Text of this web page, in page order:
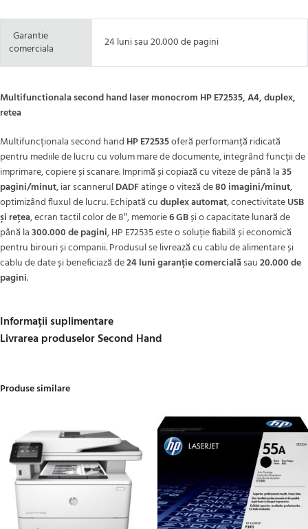
Garantie
comerciala
24 luni sau 20.000 de pagini
Multifunctionala second hand laser monocrom HP E72535, A4, duplex,
retea
Multifuncționala second hand HP E72535oferă performanță ridicată
pentru mediile de lucru cu volum mare de documente, integrând funcții de
imprimare, copiere și scanare. Imprimă și copiază cu viteze de până la35
pagini/minut, iar scannerulDADFatinge o viteză de80 imagini/minut,
optimizând fluxul de lucru. Echipată cuduplex automat, conectivitateUSB
și rețea, ecran tactil color de 8″, memorie6 GBși o capacitate lunară de
până la300.000 de pagini, HP E72535 este o soluție fiabilă și economică
pentru birouri și companii. Produsul se livrează cu cablu de alimentare și
cablu de date și beneficiază de24 luni garanție comercialăsau20.000 de
pagini.
Informații suplimentare
Livrarea produselor Second Hand
Produse similare